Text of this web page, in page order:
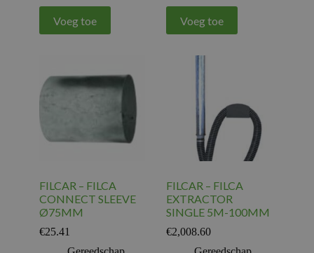
Voeg toe Voeg toe
FILCAR – FILCA
CONNECT SLEEVE
Ø75MM
€25.41
FILCAR – FILCA
EXTRACTOR
SINGLE 5M-100MM
€2,008.60